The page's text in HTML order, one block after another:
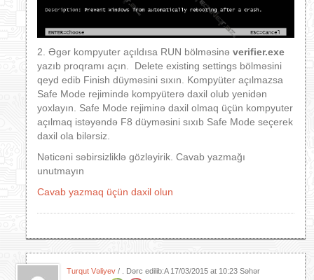
2. Əgər kompyuter açıldısa RUN bölməsinə verifier.exe
yazıb proqramı açın. Delete existing settings bölməsini
qeyd edib Finish düyməsini sıxın. Kompyüter açılmazsa
Safe Mode rejimində kompyüterə daxil olub yenidən
yoxlayın. Safe Mode rejiminə daxil olmaq üçün kompyuter
açılmaq istəyəndə F8 düyməsini sıxıb Safe Mode seçerek
daxil ola bilərsiz.
Nəticəni səbirsizliklə gözləyirik. Cavab yazmağı
unutmayın
Cavab yazmaq üçün daxil olun
Turqut Vəliyev / . Dərc edilib:A 17/03/2015 at 10:23 Səhər